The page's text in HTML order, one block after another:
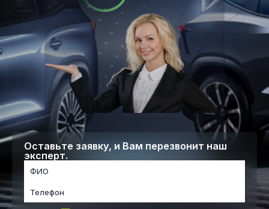
Оставьте заявку, и Вам перезвонит наш
эксперт.